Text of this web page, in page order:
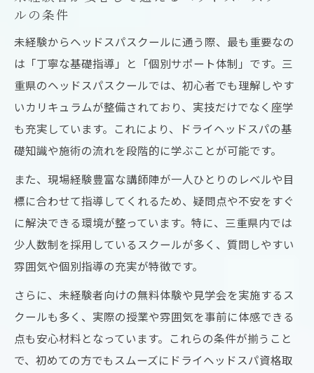
ルの条件
未経験からヘッドスパスクールに通う際、最も重要なの
は「丁寧な基礎指導」と「個別サポート体制」です。三
重県のヘッドスパスクールでは、初心者でも理解しやす
いカリキュラムが整備されており、実技だけでなく座学
も充実しています。これにより、ドライヘッドスパの基
礎知識や施術の流れを段階的に学ぶことが可能です。
また、現場経験豊富な講師陣が一人ひとりのレベルや目
標に合わせて指導してくれるため、疑問点や不安をすぐ
に解決できる環境が整っています。特に、三重県内では
少人数制を採用しているスクールが多く、質問しやすい
雰囲気や個別指導の充実が特徴です。
さらに、未経験者向けの無料体験や見学会を実施するス
クールも多く、実際の授業や雰囲気を事前に体感できる
点も安心材料となっています。これらの条件が揃うこと
で、初めての方でもスムーズにドライヘッドスパ資格取